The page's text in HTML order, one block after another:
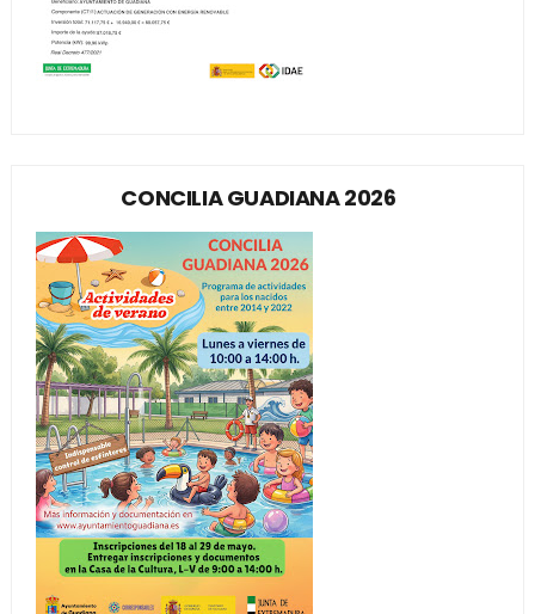
CONCILIA GUADIANA 2026